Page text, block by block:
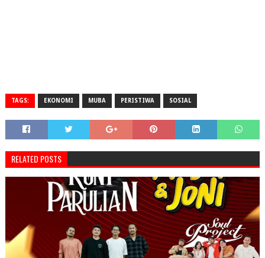
TAGS: EKONOMI MUBA PERISTIWA SOSIAL
RELATED POSTS